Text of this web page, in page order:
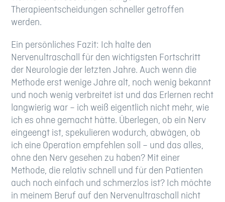
Therapieentscheidungen schneller getroffen
werden.
Ein persönliches Fazit: Ich halte den
Nervenultraschall für den wichtigsten Fortschritt
der Neurologie der letzten Jahre. Auch wenn die
Methode erst wenige Jahre alt, noch wenig bekannt
und noch wenig verbreitet ist und das Erlernen recht
langwierig war – ich weiß eigentlich nicht mehr, wie
ich es ohne gemacht hätte. Überlegen, ob ein Nerv
eingeengt ist, spekulieren wodurch, abwägen, ob
ich eine Operation empfehlen soll – und das alles,
ohne den Nerv gesehen zu haben? Mit einer
Methode, die relativ schnell und für den Patienten
auch noch einfach und schmerzlos ist? Ich möchte
in meinem Beruf auf den Nervenultraschall nicht